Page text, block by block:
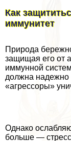
Как
иммунитет
Природа
защищая его от
иммунной
должна надежно
«агрессоры»
Однако
больше —